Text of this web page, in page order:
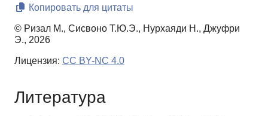
Копировать для цитаты
© Ризал М., Сисвоно Т.Ю.Э., Нурхаяди Н., Джуфри
Э., 2026
Лицензия: CC BY-NC 4.0
Литература